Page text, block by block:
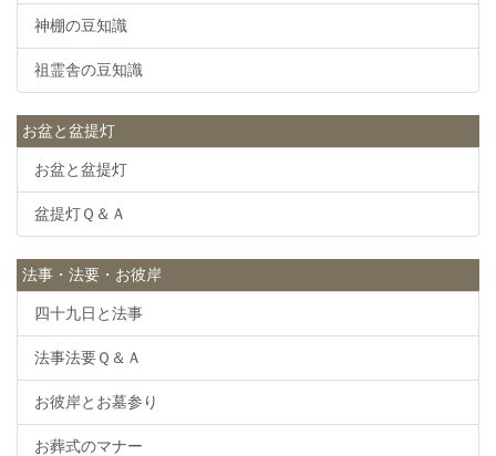
神棚の豆知識
祖霊舎の豆知識
お盆と盆提灯
お盆と盆提灯
盆提灯Ｑ＆Ａ
法事・法要・お彼岸
四十九日と法事
法事法要Ｑ＆Ａ
お彼岸とお墓参り
お葬式のマナー